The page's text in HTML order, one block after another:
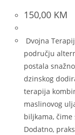
150,00 KM
Dvojna
području
postala
dzinskog
terapija
maslinovog
biljkama,
Dodatno,